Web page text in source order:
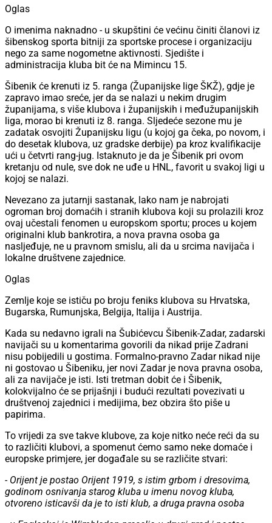
Oglas
O imenima naknadno - u skupštini će većinu činiti članovi iz
šibenskog sporta bitniji za sportske procese i organizaciju
nego za same nogometne aktivnosti. Sjedište i
administracija kluba bit će na Mimincu 15.
Šibenik će krenuti iz 5. ranga (Županijske lige ŠKŽ), gdje je
zapravo imao sreće, jer da se nalazi u nekim drugim
županijama, s više klubova i županijskih i međužupanijskih
liga, morao bi krenuti iz 8. ranga. Sljedeće sezone mu je
zadatak osvojiti Županijsku ligu (u kojoj ga čeka, po novom, i
do desetak klubova, uz gradske derbije) pa kroz kvalifikacije
ući u četvrti rang-jug. Istaknuto je da je Šibenik pri ovom
kretanju od nule, sve dok ne uđe u HNL, favorit u svakoj ligi u
kojoj se nalazi.
Nevezano za jutarnji sastanak, lako nam je nabrojati
ogroman broj domaćih i stranih klubova koji su prolazili kroz
ovaj učestali fenomen u europskom sportu; proces u kojem
originalni klub bankrotira, a nova pravna osoba ga
nasljeđuje, ne u pravnom smislu, ali da u srcima navijača i
lokalne društvene zajednice.
Oglas
Zemlje koje se ističu po broju feniks klubova su Hrvatska,
Bugarska, Rumunjska, Belgija, Italija i Austrija.
Kada su nedavno igrali na Šubićevcu Šibenik-Zadar, zadarski
navijači su u komentarima govorili da nikad prije Zadrani
nisu pobijedili u gostima. Formalno-pravno Zadar nikad nije
ni gostovao u Šibeniku, jer novi Zadar je nova pravna osoba,
ali za navijače je isti. Isti tretman dobit će i Šibenik,
kolokvijalno će se prijašnji i budući rezultati povezivati u
društvenoj zajednici i medijima, bez obzira što piše u
papirima.
To vrijedi za sve takve klubove, za koje nitko neće reći da su
to različiti klubovi, a spomenut ćemo samo neke domaće i
europske primjere, jer događale su se različite stvari:
- Orijent je postao Orijent 1919, s istim grbom i dresovima,
godinom osnivanja starog kluba u imenu novog kluba,
otvoreno isticavši da je to isti klub, a druga pravna osoba